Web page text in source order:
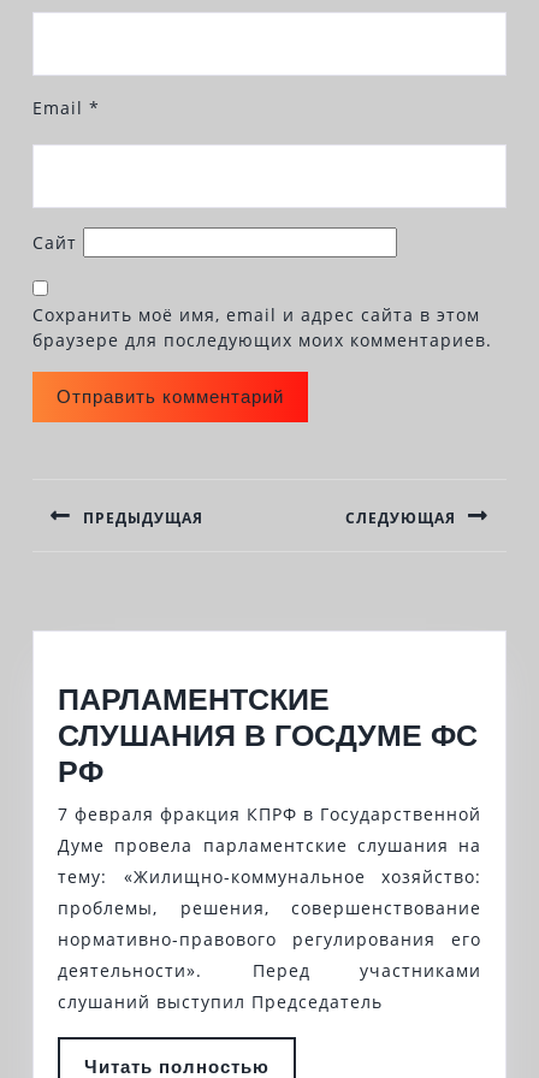
Email *
Сайт
Сохранить моё имя, email и адрес сайта в этом
браузере для последующих моих комментариев.
ЗАПИСЯМ
ПРЕДЫДУЩАЯ СЛЕДУЮЩАЯ
ПАРЛАМЕНТСКИЕ
СЛУШАНИЯ В ГОСДУМЕ ФС
РФПАРЛАМЕНТСКИЕ
СЛУШАНИЯ
В
ГОСДУМЕ
ФС
РФ
7 февраля фракция КПРФ в Государственной
Думе провела парламентские слушания на
тему: «Жилищно-коммунальное хозяйство:
проблемы, решения, совершенствование
нормативно-правового регулирования его
деятельности». Перед участниками
слушаний выступил Председатель
Читать полностью